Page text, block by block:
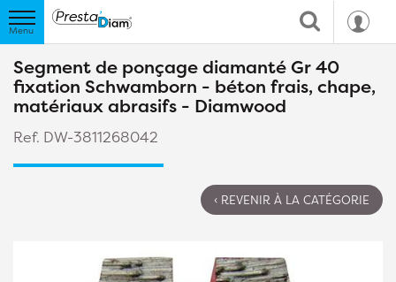
Segment de ponçage diamanté Gr 40
fixation Schwamborn - béton frais, chape,
matériaux abrasifs - Diamwood
Ref. DW-3811268042
‹ REVENIR À LA CATÉGORIE